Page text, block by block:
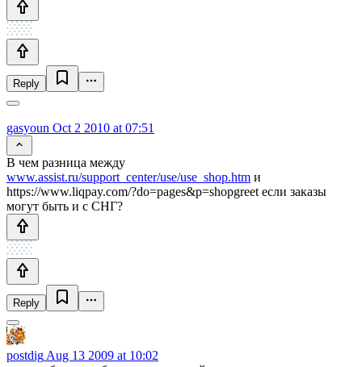
Reply
gasyoun Oct 2 2010 at 07:51
В чем разница между
www.assist.ru/support_center/use/use_shop.htm и
https://www.liqpay.com/?do=pages&p=shopgreet если заказы
могут быть и с СНГ?
Reply
postdig Aug 13 2009 at 10:02